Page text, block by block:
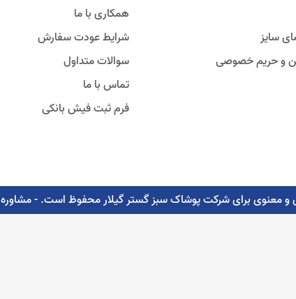
سایز
و حریم خصوصی
همکاری با ما
شرایط عودت سفارش
سوالات متداول
تماس با ما
فرم ثبت فیش بانکی